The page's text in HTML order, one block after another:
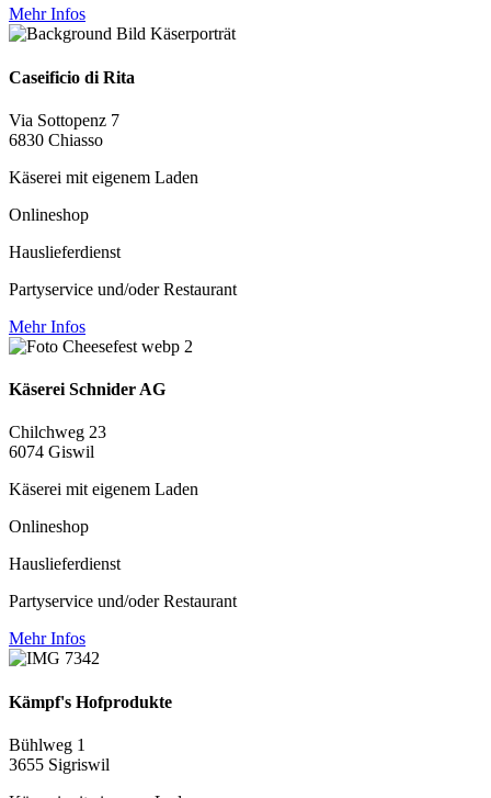
Mehr Infos
Caseificio di Rita
Via Sottopenz 7
6830 Chiasso
Käserei mit eigenem Laden
Onlineshop
Hauslieferdienst
Partyservice und/oder Restaurant
Mehr Infos
Käserei Schnider AG
Chilchweg 23
6074 Giswil
Käserei mit eigenem Laden
Onlineshop
Hauslieferdienst
Partyservice und/oder Restaurant
Mehr Infos
Kämpf's Hofprodukte
Bühlweg 1
3655 Sigriswil